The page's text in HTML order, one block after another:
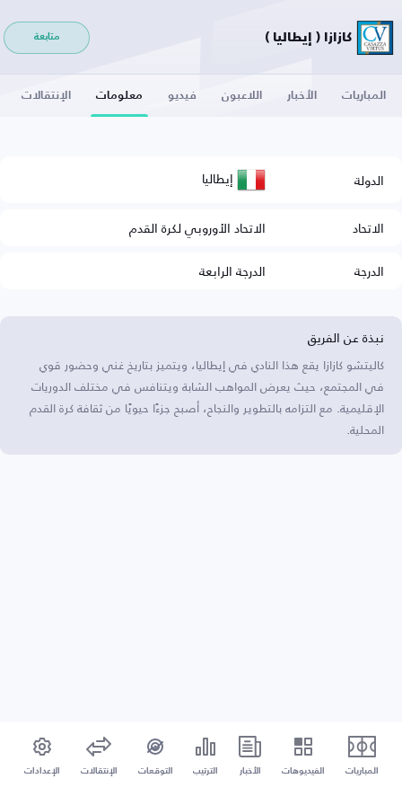
كازازا ( إيطاليا ) متابعة
المباريات الأخبار اللاعبون فيديو معلومات الإنتقالات
الدولة إيطاليا
الاتحاد
الاتحاد الأوروبي لكرة القدم
الدرجة
الدرجة الرابعة
نبذة عن الفريق
كاليتشو كازازا يقع هذا النادي في إيطاليا، ويتميز بتاريخ غني وحضور قوي
في المجتمع، حيث يعرض المواهب الشابة ويتنافس في مختلف الدوريات
الإقليمية. مع التزامه بالتطوير والنجاح، أصبح جزءًا حيويًا من ثقافة كرة القدم
المحلية.
المباريات الفيديوهات الأخبار الترتيب التوقعات الإنتقالات الإعدادات